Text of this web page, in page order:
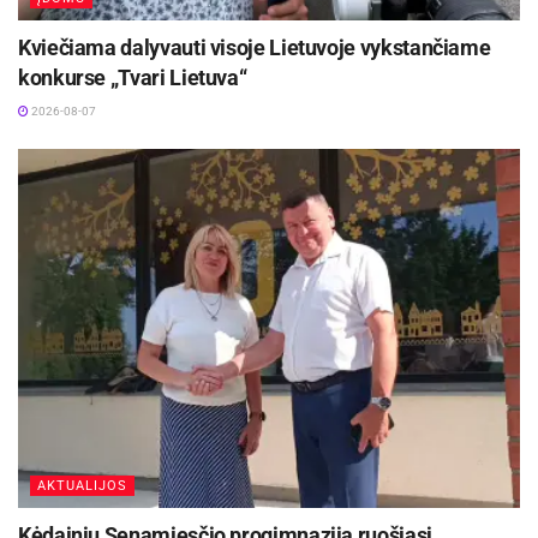
Kviečiama dalyvauti visoje Lietuvoje vykstančiame
konkurse „Tvari Lietuva“
2026-08-07
AKTUALIJOS